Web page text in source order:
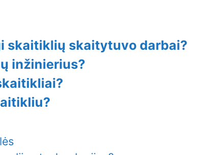
skaitiklių skaitytuvo darbai?
inžinierius?